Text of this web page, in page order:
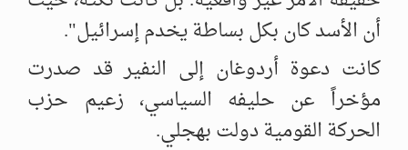
أن الأسد كان بكل ‏بساطة يخدم إسرائيل".
كانت دعوة أردوغان إلى النفير قد صدرت
مؤخراً عن حليفه السياسي، زعيم ‏حزب
الحركة القومية دولت بهجلي. ‏